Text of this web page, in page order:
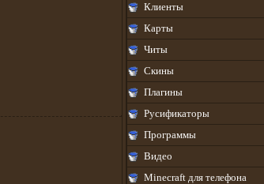
Клиенты
Карты
Читы
Скины
Плагины
Русификаторы
Программы
Видео
Minecraft для телефона